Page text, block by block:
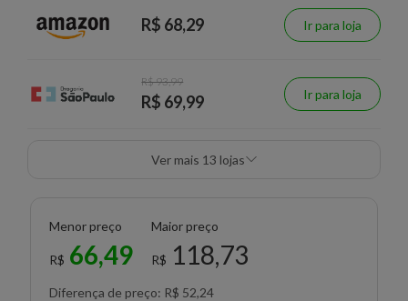
R$ 68,29 Ir para loja
R$ 93,99
R$ 69,99 Ir para loja
Ver mais 13 lojas
Menor preço
R$ 66,49
Maior preço
R$ 118,73
Diferença de preço: R$ 52,24